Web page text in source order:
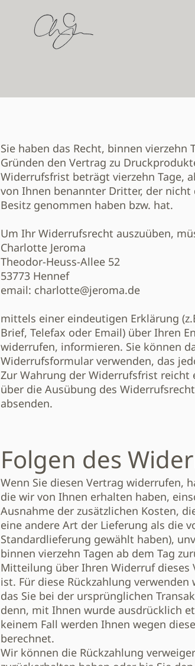
Sie haben das Recht, binnen vierzehn
Gründen den Vertrag zu
Widerrufsfrist beträgt vierzehn Tage,
von Ihnen benannter Dritter, der
Besitz genommen haben bzw. hat.
Um Ihr Widerrufsrecht auszuüben,
Charlotte Jeroma
Theodor-Heuss-Allee 52
53773 Hennef
email: charlotte@jeroma.de
mittels einer eindeutigen Erklärung
Brief, Telefax oder Email) über Ihren
widerrufen, informieren. Sie können
Widerrufsformular verwenden, das
Zur Wahrung der Widerrufsfrist reicht
über die Ausübung des
absenden.
Folgen des
Wenn Sie diesen Vertrag widerrufen,
die wir von Ihnen erhalten haben,
Ausnahme der zusätzlichen Kosten,
eine andere Art der Lieferung als die
Standardlieferung gewählt haben),
binnen vierzehn Tagen ab dem Tag
Mitteilung über Ihren Widerruf dieses
ist. Für diese Rückzahlung
das Sie bei der ursprünglichen
denn, mit Ihnen wurde ausdrücklich
keinem Fall werden Ihnen wegen
berechnet.
Wir können die Rückzahlung